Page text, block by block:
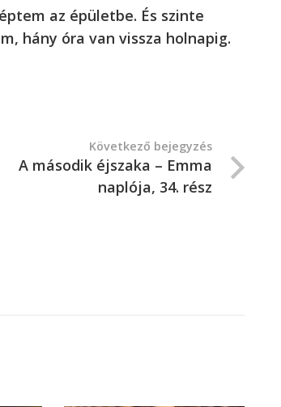
az épületbe. És szinte
hány óra van vissza holnapig.
Következő bejegyzés
A második éjszaka – Emma
naplója, 34. rész